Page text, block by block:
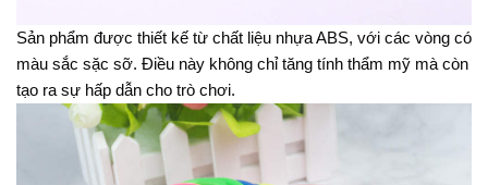
Sản phẩm được thiết kế từ chất liệu nhựa ABS, với các vòng có
màu sắc sặc sỡ. Điều này không chỉ tăng tính thẩm mỹ mà còn
tạo ra sự hấp dẫn cho trò chơi.